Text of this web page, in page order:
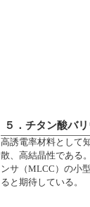
５．チタン酸バ
高誘電率材料として
散、高結晶性である
ンサ（MLCC）の小
ると期待している。